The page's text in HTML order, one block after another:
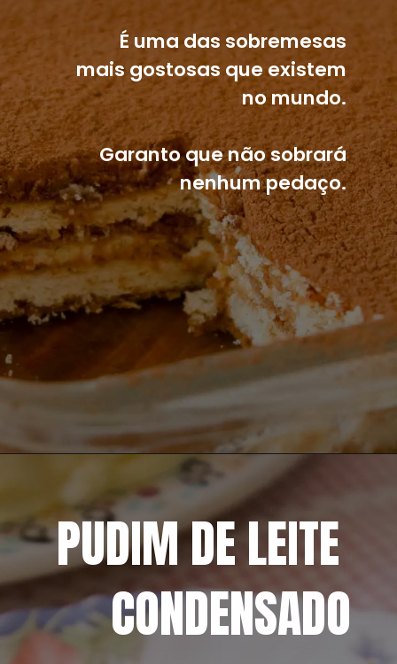
É uma das sobremesas
mais gostosas que existem
no mundo.
Garanto que não sobrará
nenhum pedaço.
PUDIM DE LEITE
CONDENSADO